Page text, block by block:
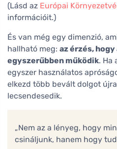
(Lásd az Európai
információit.)
És van még egy dimenzió,
hallható meg: az érzés,
egyszerűbben működik. Ha
egyszer használatos
elkezd több bevált dolgot
lecsendesedik.
„Nem az a lényeg, hogy
csináljunk, hanem hogy